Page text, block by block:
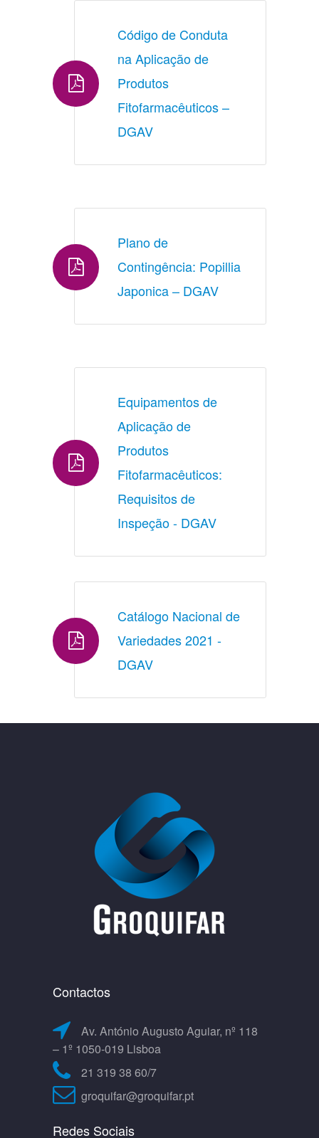
Código de Conduta
na Aplicação de
Produtos
Fitofarmacêuticos –
DGAV
Plano de
Contingência: Popillia
Japonica – DGAV
Equipamentos de
Aplicação de
Produtos
Fitofarmacêuticos:
Requisitos de
Inspeção - DGAV
Catálogo Nacional de
Variedades 2021 -
DGAV
Contactos
Av. António Augusto Aguiar, nº 118
– 1º 1050-019 Lisboa
21 319 38 60/7
groquifar@groquifar.pt
Redes Sociais